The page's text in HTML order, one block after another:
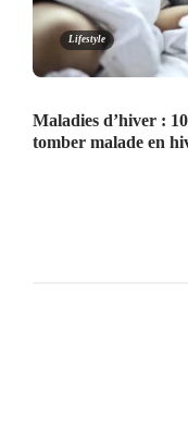
Lifestyle
Maladies d’hiver :
tomber malade en